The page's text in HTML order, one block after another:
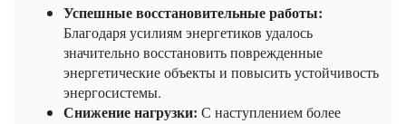
Успешные восстановительные работы:
Благодаря усилиям энергетиков удалось
значительно восстановить поврежденные
энергетические объекты и повысить устойчивость
энергосистемы.
Снижение нагрузки: С наступлением более